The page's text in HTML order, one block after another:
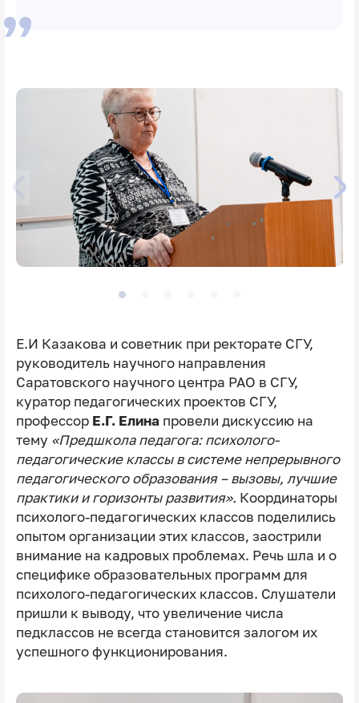
Е.И Казакова и советник при ректорате СГУ,
руководитель научного направления
Саратовского научного центра РАО в СГУ,
куратор педагогических проектов СГУ,
профессорЕ.Г. Елинапровели дискуссию на
тему «Предшкола педагога: психолого-
педагогические классы в системе непрерывного
педагогического образования – вызовы, лучшие
практики и горизонты развития». Координаторы
психолого-педагогических классов поделились
опытом организации этих классов, заострили
внимание на кадровых проблемах. Речь шла и о
специфике образовательных программ для
психолого-педагогических классов. Слушатели
пришли к выводу, что увеличение числа
педклассов не всегда становится залогом их
успешного функционирования.